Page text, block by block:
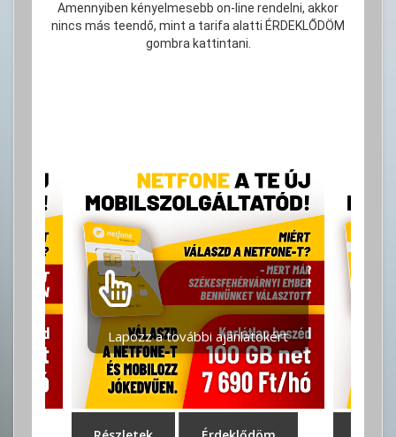
Amennyiben kényelmesebb on-line rendelni, akkor
nincs más teendő, mint a tarifa alatti ÉRDEKLŐDÖM
gombra kattintani.